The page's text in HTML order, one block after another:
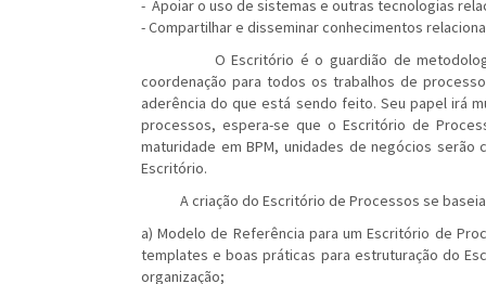
- Apoiar o uso de sistemas e outras tecnologias
- Compartilhar e disseminar conhecimentos
O Escritório é o guardião de metodologias,
coordenação para todos os trabalhos de
aderência do que está sendo feito. Seu papel irá
processos, espera-se que o Escritório de
maturidade em BPM, unidades de negócios
Escritório.
A criação do Escritório de Processos se baseia
a) Modelo de Referência para um Escritório de
templates e boas práticas para estruturação do
organização;